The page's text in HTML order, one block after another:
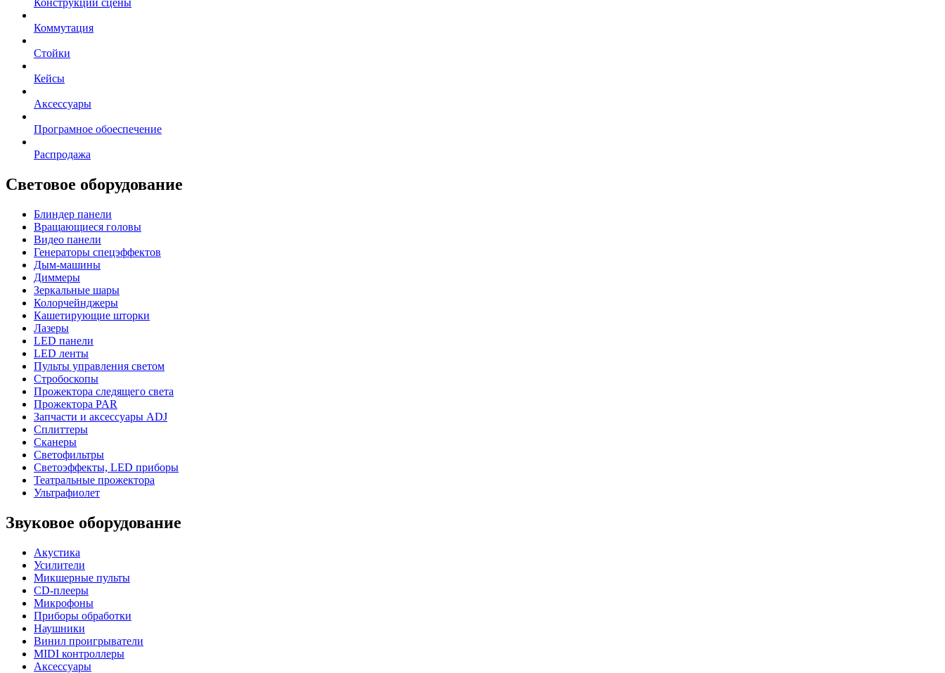
Конструкции сцены
Коммутация
Стойки
Кейсы
Аксессуары
Програмное обоеспечение
Распродажа
Световое оборудование
Блиндер панели
Вращающиеся головы
Видео панели
Генераторы спецэффектов
Дым-машины
Диммеры
Зеркальные шары
Колорчейнджеры
Кашетирующие шторки
Лазеры
LED панели
LED ленты
Пульты управления светом
Стробоскопы
Прожектора следящего света
Прожектора PAR
Запчасти и аксессуары ADJ
Сплиттеры
Сканеры
Светофильтры
Светоэффекты, LED приборы
Театральные прожектора
Ультрафиолет
Звуковое оборудование
Акустика
Усилители
Микшерные пульты
CD-плееры
Микрофоны
Приборы обработки
Наушники
Винил проигрыватели
MIDI контроллеры
Аксессуары